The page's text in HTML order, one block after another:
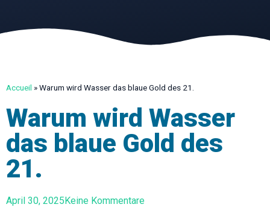
Accueil »Warum wird Wasser das blaue Gold des 21.
Warum wird Wasser
das blaue Gold des
21.
April 30, 2025Keine Kommentare